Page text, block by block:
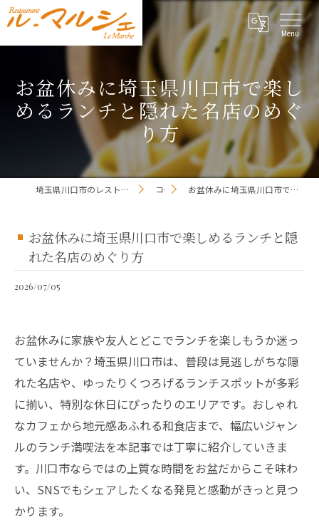
お盆休みに埼玉県川口市で楽し
めるランチと隠れた名店のめぐ
り方
埼玉県川口市のレストランならレストラン ル・マルシェ コラム お盆休みに埼玉県川口市で楽しめるランチと隠れた名店のめぐり方
お盆休みに埼玉県川口市で楽しめるランチと隠
れた名店のめぐり方
2026/07/05
お盆休みに家族や友人とどこでランチを楽しもうか迷っ
ていませんか？埼玉県川口市は、普段は見逃しがちな隠
れた名店や、ゆったりくつろげるランチスポットが多彩
に揃い、特別な休日にぴったりのエリアです。おしゃれ
なカフェから地元感あふれる和食店まで、幅広いジャン
ルのランチ満喫法を本記事では丁寧に紹介していきま
す。川口市ならではの上質な時間をお盆だからこそ味わ
い、SNSでもシェアしたくなる発見と感動がきっと見つ
かります。